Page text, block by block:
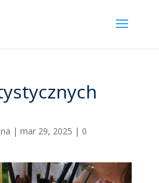
| mar 29, 2025 | 0